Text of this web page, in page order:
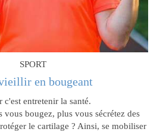
SPORT
en bougeant
c'est entretenir la santé.
vous bougez, plus vous sécrétez des
le cartilage ? Ainsi, se mobiliser